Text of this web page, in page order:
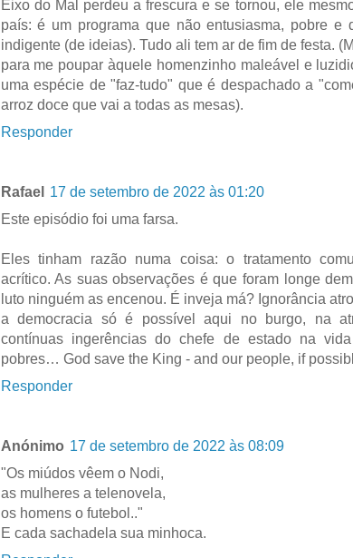
Eixo do Mal perdeu a frescura e se tornou, ele
país: é um programa que não entusiasma, pobre e
indigente (de ideias). Tudo ali tem ar de fim de festa.
para me poupar àquele homenzinho maleável e
uma espécie de "faz-tudo" que é despachado a
arroz doce que vai a todas as mesas).
Responder
Rafael
17 de setembro de 2022 às 01:20
Este episódio foi uma farsa.
Eles tinham razão numa coisa: o tratamento
acrítico. As suas observações é que foram longe
luto ninguém as encenou. É inveja má? Ignorância
a democracia só é possível aqui no burgo, na
contínuas ingerências do chefe de estado na
pobres… God save the King - and our people, if
Responder
Anónimo 17 de setembro de 2022 às 08:09
"Os miúdos vêem o Nodi,
as mulheres a telenovela,
os homens o futebol.."
E cada sachadela sua minhoca.